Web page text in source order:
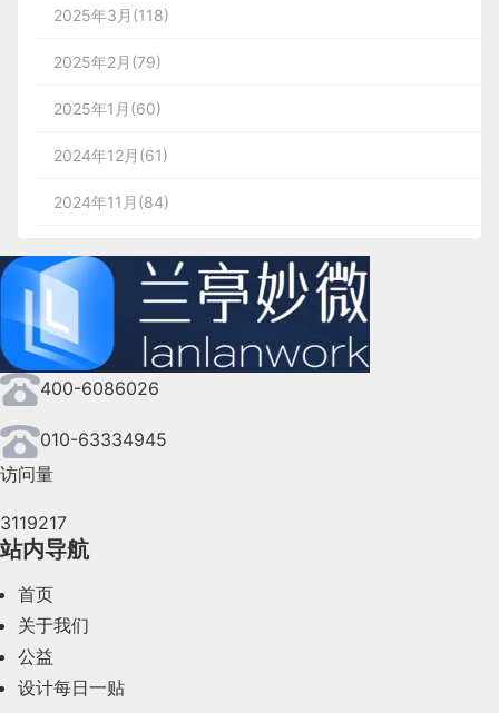
2025年3月(118)
2025年2月(79)
2025年1月(60)
2024年12月(61)
2024年11月(84)
2024年9月(144)
2024年8月(164)
2024年7月(107)
2024年6月(63)
2024年4月(44)
2024年2月(58)
400-6086026
010-63334945
访问量
3119217
站内导航
首页
关于我们
公益
设计每日一贴